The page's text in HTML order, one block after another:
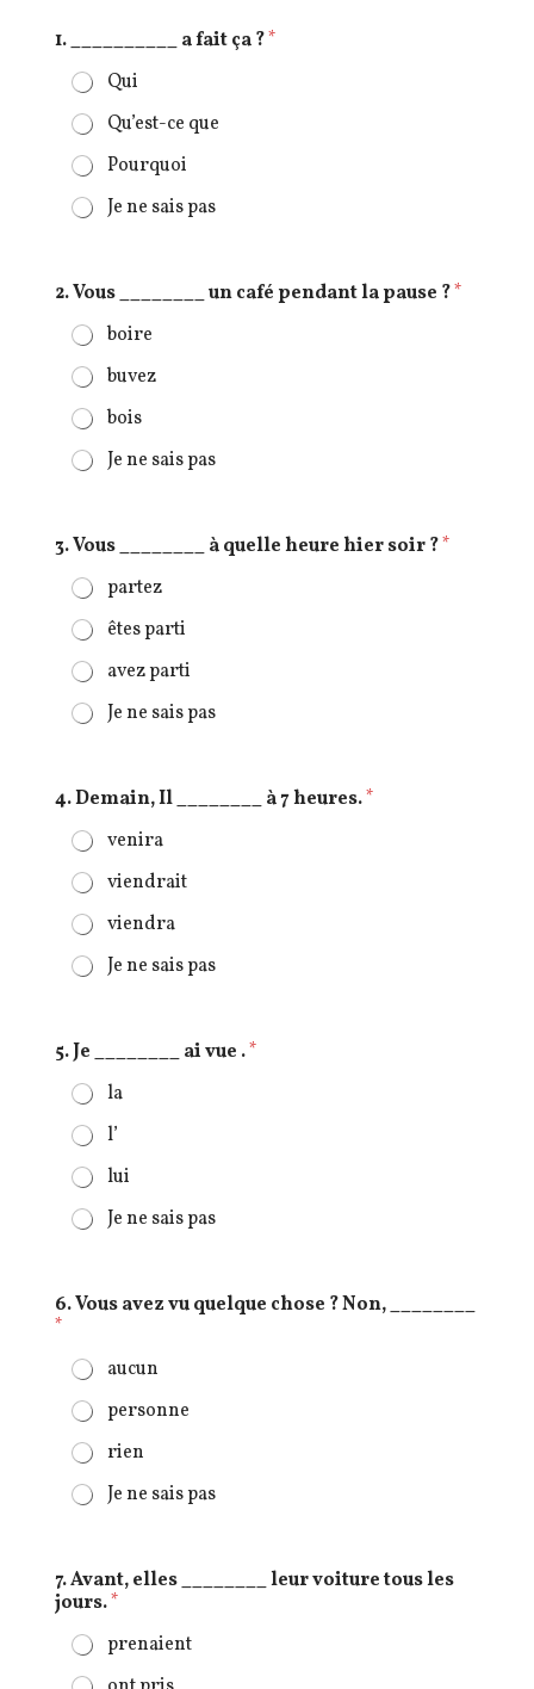
1. __________ a fait ça ?*
Qui
Qu’est-ce que
Pourquoi
Je ne sais pas
e
2. Vous ________ un café pendant la pause ?*
boire
buvez
bois
Je ne sais pas
3. Vous ________ à quelle heure hier soir ?*
partez
êtes parti
avez parti
Je ne sais pas
4. Demain, Il ________ à 7 heures.*
venira
viendrait
viendra
Je ne sais pas
5. Je ________ ai vue .*
la
l’
lui
Je ne sais pas
6. Vous avez vu quelque chose ? Non, ________
*
aucun
personne
rien
Je ne sais pas
7. Avant, elles ________ leur voiture tous les
jours.*
prenaient